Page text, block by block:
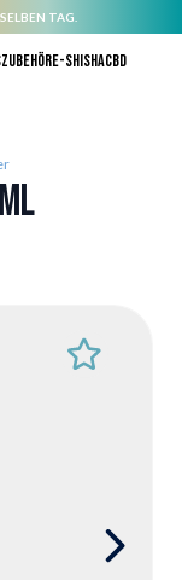
TAG.
ZubehörE-ShishaCBD